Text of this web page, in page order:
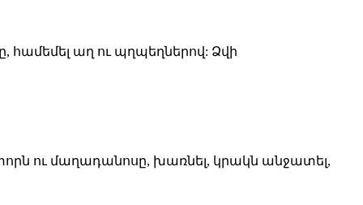
համեմել աղ ու պղպեղներով: Ձվի
ու մաղադանոսը, խառնել, կրակն անջատել,